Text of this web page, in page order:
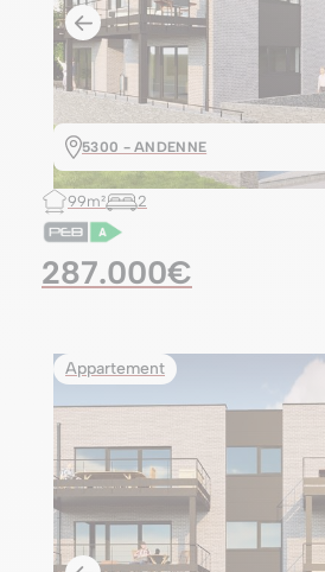
5300 - ANDENNE
99m² 2
287.000€
Appartement